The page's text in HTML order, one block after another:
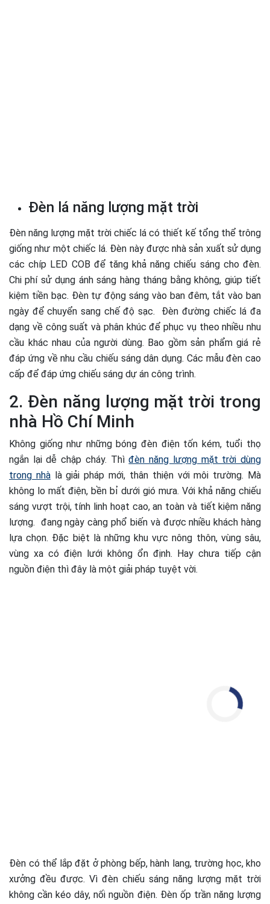
Đèn lá năng lượng mặt trời
Đèn năng lượng mặt trời chiếc lá có thiết kế tổng thể trông
giống như một chiếc lá. Đèn này được nhà sản xuất sử dụng
các chíp LED COB để tăng khả năng chiếu sáng cho đèn.
Chi phí sử dụng ánh sáng hàng tháng bằng không, giúp tiết
kiệm tiền bạc. Đèn tự động sáng vào ban đêm, tắt vào ban
ngày để chuyển sang chế độ sạc. Đèn đường chiếc lá đa
dạng về công suất và phân khúc để phục vụ theo nhiều nhu
cầu khác nhau của người dùng. Bao gồm sản phẩm giá rẻ
đáp ứng về nhu cầu chiếu sáng dân dụng. Các mẫu đèn cao
cấp để đáp ứng chiếu sáng dự án công trình.
2. Đèn năng lượng mặt trời trong
nhà Hồ Chí Minh
Không giống như những bóng đèn điện tốn kém, tuổi thọ
ngắn lại dễ chập cháy. Thìđèn năng lượng mặt trời dùng
trong nhàlà giải pháp mới, thân thiện với môi trường. Mà
không lo mất điện, bền bỉ dưới gió mưa. Với khả năng chiếu
sáng vượt trội, tính linh hoạt cao, an toàn và tiết kiệm năng
lượng. đang ngày càng phổ biến và được nhiều khách hàng
lựa chọn. Đặc biệt là những khu vực nông thôn, vùng sâu,
vùng xa có điện lưới không ổn định. Hay chưa tiếp cận
nguồn điện thì đây là một giải pháp tuyệt vời.
Đèn có thể lắp đặt ở phòng bếp, hành lang, trường học, kho
xưởng đều được. Vì đèn chiếu sáng năng lượng mặt trời
không cần kéo dây, nối nguồn điện. Đèn ốp trần năng lượng